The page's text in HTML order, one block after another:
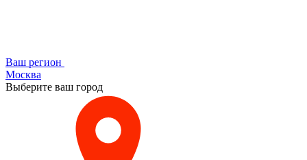
Ваш регион
Москва
Выберите ваш город